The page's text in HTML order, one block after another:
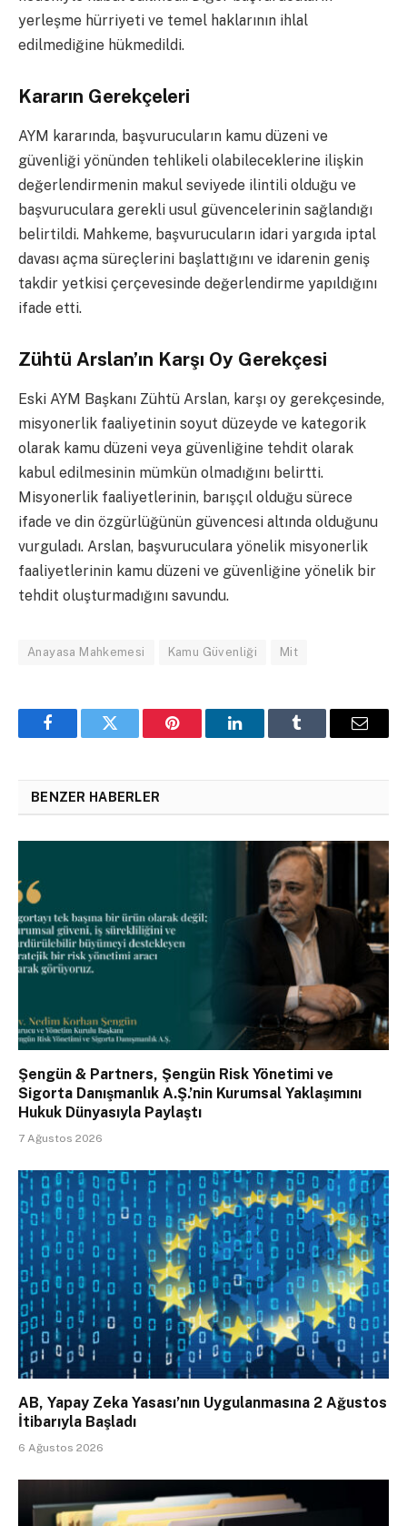
yerleşme hürriyeti ve temel haklarının ihlal
edilmediğine hükmedildi.
Kararın Gerekçeleri
AYM kararında, başvurucuların kamu düzeni ve
güvenliği yönünden tehlikeli olabileceklerine ilişkin
değerlendirmenin makul seviyede ilintili olduğu ve
başvuruculara gerekli usul güvencelerinin sağlandığı
belirtildi. Mahkeme, başvurucuların idari yargıda iptal
davası açma süreçlerini başlattığını ve idarenin geniş
takdir yetkisi çerçevesinde değerlendirme yapıldığını
ifade etti.
Zühtü Arslan’ın Karşı Oy Gerekçesi
Eski AYM Başkanı Zühtü Arslan, karşı oy gerekçesinde,
misyonerlik faaliyetinin soyut düzeyde ve kategorik
olarak kamu düzeni veya güvenliğine tehdit olarak
kabul edilmesinin mümkün olmadığını belirtti.
Misyonerlik faaliyetlerinin, barışçıl olduğu sürece
ifade ve din özgürlüğünün güvencesi altında olduğunu
vurguladı. Arslan, başvuruculara yönelik misyonerlik
faaliyetlerinin kamu düzeni ve güvenliğine yönelik bir
tehdit oluşturmadığını savundu.
Anayasa Mahkemesi Kamu Güvenliği Mit
FacebookTwitter Pinterest LinkedInTumblr Email
BENZER HABERLER
Şengün & Partners, Şengün Risk Yönetimi ve
Sigorta Danışmanlık A.Ş.’nin Kurumsal Yaklaşımını
Hukuk Dünyasıyla Paylaştı
7 Ağustos 2026
AB, Yapay Zeka Yasası’nın Uygulanmasına 2 Ağustos
İtibarıyla Başladı
6 Ağustos 2026